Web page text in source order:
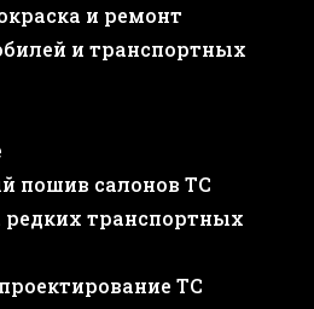
и ремонт
и транспортных
пошив салонов ТС
редких транспортных
ТС